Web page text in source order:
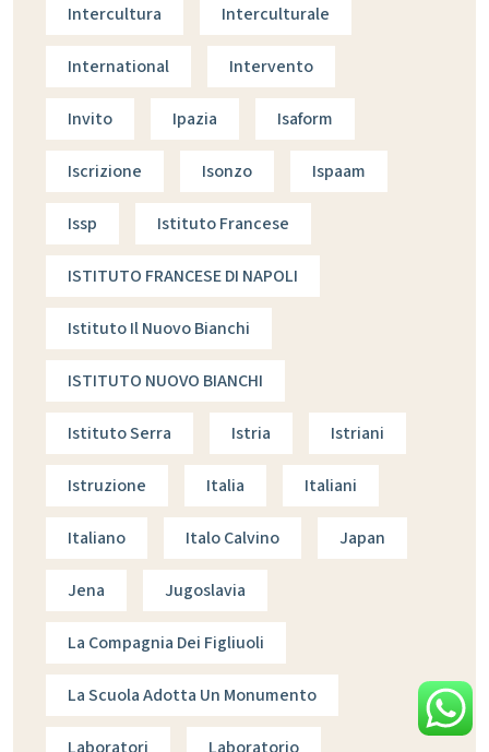
Intercultura Interculturale
International Intervento
Invito Ipazia Isaform
Iscrizione Isonzo Ispaam
Issp Istituto Francese
ISTITUTO FRANCESE DI NAPOLI
Istituto Il Nuovo Bianchi
ISTITUTO NUOVO BIANCHI
Istituto Serra Istria Istriani
Istruzione Italia Italiani
Italiano Italo Calvino Japan
Jena Jugoslavia
La Compagnia Dei Figliuoli
La Scuola Adotta Un Monumento